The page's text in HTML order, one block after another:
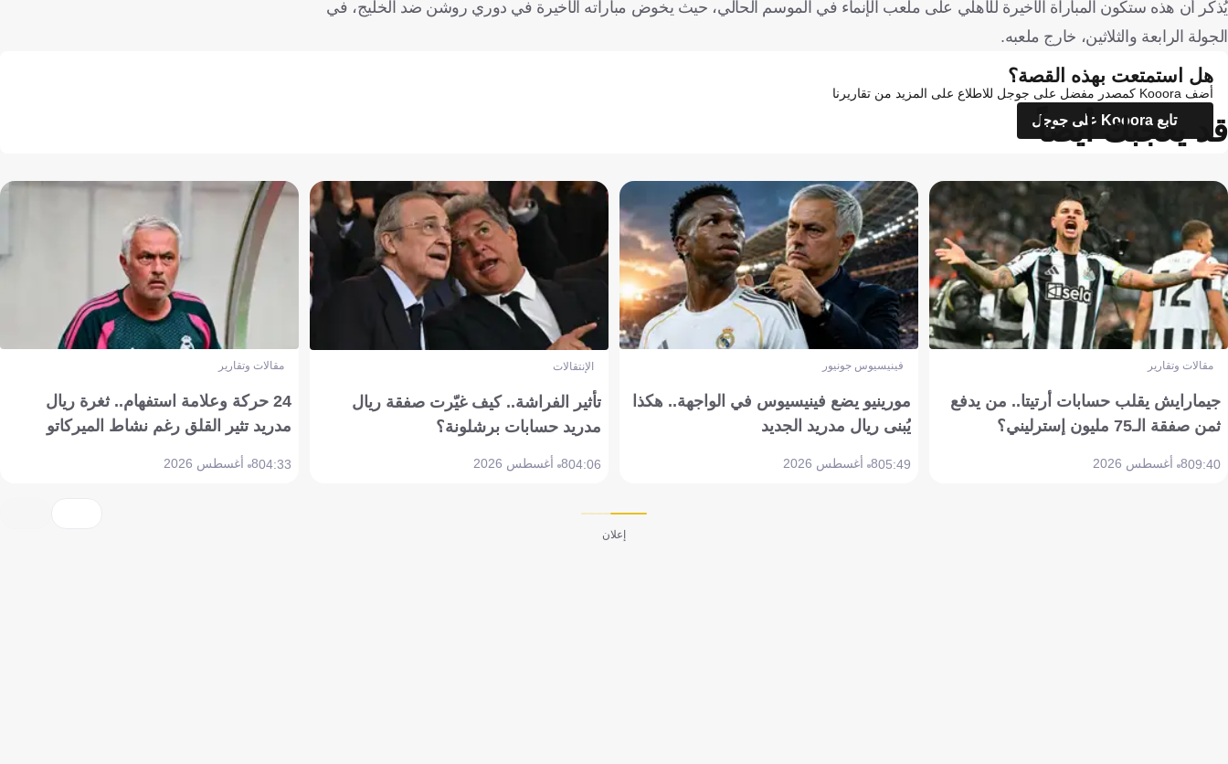
يُذكر أن هذه ستكون المباراة الأخيرة للأهلي على ملعب الإنماء في الموسم الحالي، حيث يخوض مباراته الأخيرة في دوري روشن ضد الخليج، في
الجولة الرابعة والثلاثين، خارج ملعبه.
هل استمتعت بهذه القصة؟
أضف Kooora كمصدر مفضل على جوجل للاطلاع على المزيد من تقاريرنا
تابع Kooora على جوجل
قد يعجبك أيضاً
مقالات وتقارير
جيمارايش يقلب حسابات أرتيتا.. من يدفع
ثمن صفقة الـ75 مليون إسترليني؟
09:408 أغسطس 2026
فينيسيوس جونيور
مورينيو يضع فينيسيوس في الواجهة.. هكذا
يُبنى ريال مدريد الجديد
05:498 أغسطس 2026
الإنتقالات
تأثير الفراشة.. كيف غيّرت صفقة ريال
مدريد حسابات برشلونة؟
04:068 أغسطس 2026
مقالات وتقارير
24 حركة وعلامة استفهام.. ثغرة ريال
مدريد تثير القلق رغم نشاط الميركاتو
04:338 أغسطس 2026
إعلان